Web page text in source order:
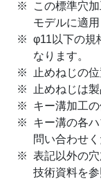
この標準穴
モデルに適用
φ11以下の規
なります。
止めねじの
止めねじは
キー溝加工
キー溝の各
問い合わせく
表記以外の
技術資料を参